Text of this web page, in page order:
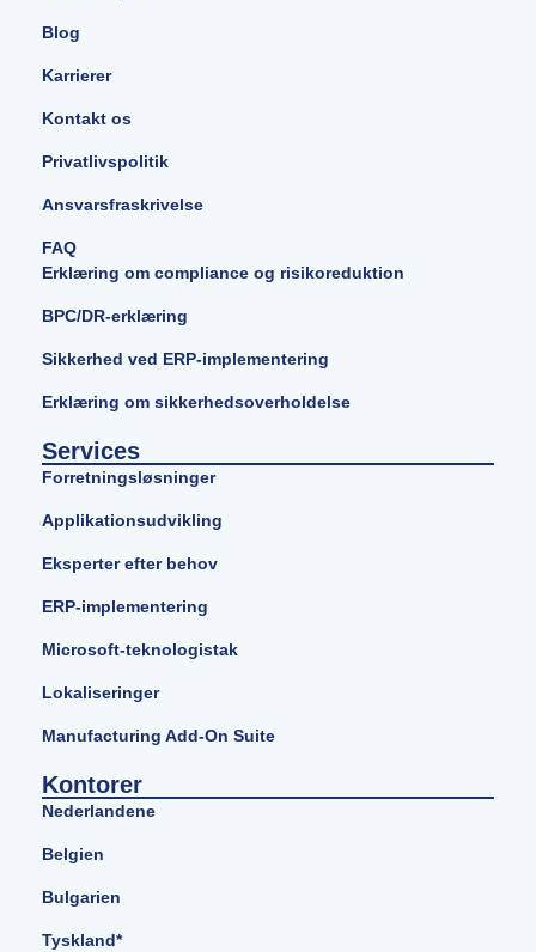
Blog
Karrierer
Kontakt os
Privatlivspolitik
Ansvarsfraskrivelse
FAQ
Erklæring om compliance og risikoreduktion
BPC/DR-erklæring
Sikkerhed ved ERP-implementering
Erklæring om sikkerhedsoverholdelse
Services
Forretningsløsninger
Applikationsudvikling
Eksperter efter behov
ERP-implementering
Microsoft-teknologistak
Lokaliseringer
Manufacturing Add-On Suite
Kontorer
Nederlandene
Belgien
Bulgarien
Tyskland*